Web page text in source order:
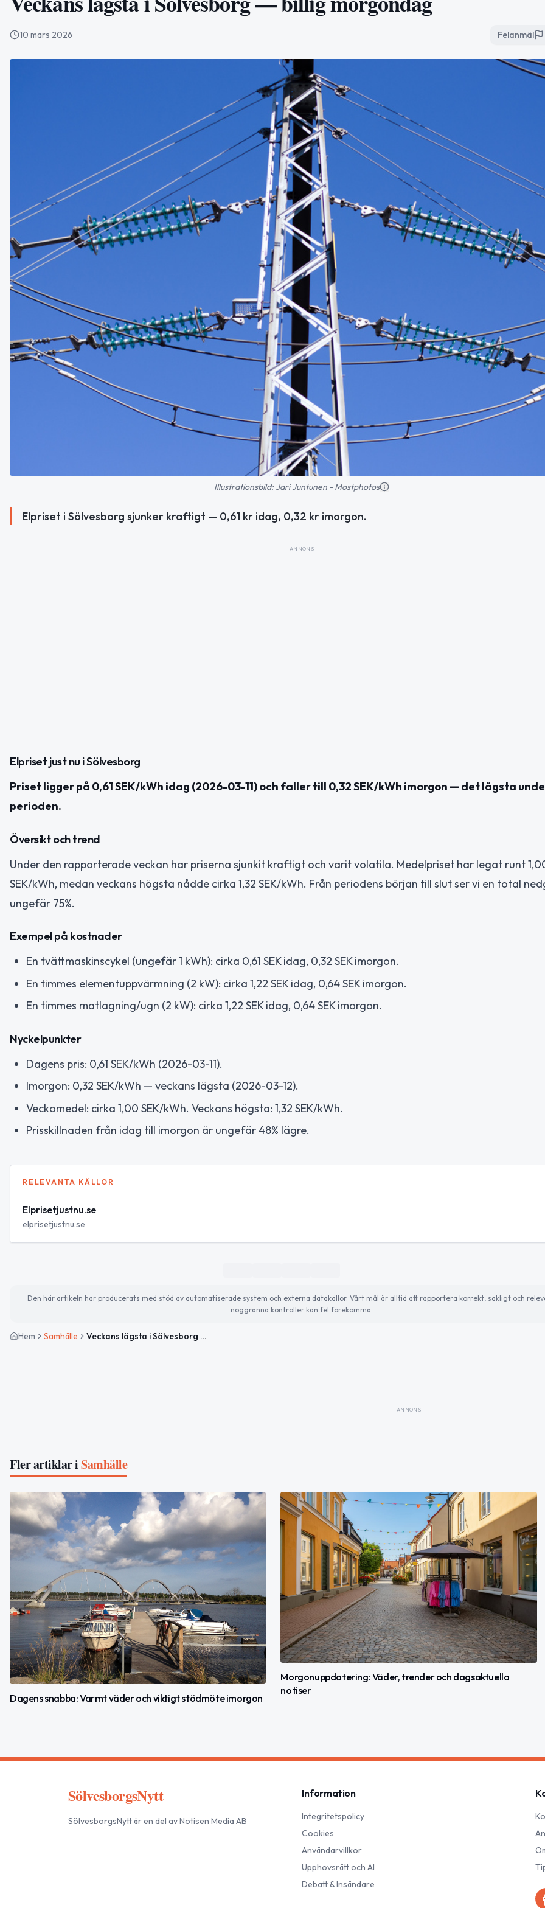
10 mars 2026 Felanmäl
Illustrationsbild: Jari Juntunen - Mostphotos
Elpriset i Sölvesborg sjunker kraftigt — 0,61 kr idag, 0,32 kr imorgon.
ANNONS
Elpriset just nu i Sölvesborg
Priset ligger på 0,61 SEK/kWh idag (2026-03-11) och faller till 0,32 SEK/kWh imorgon — det lägsta
perioden.
Översikt och trend
Under den rapporterade veckan har priserna sjunkit kraftigt och varit volatila. Medelpriset har legat runt
SEK/kWh, medan veckans högsta nådde cirka 1,32 SEK/kWh. Från periodens början till slut ser vi en total
ungefär 75%.
Exempel på kostnader
En tvättmaskinscykel (ungefär 1 kWh): cirka 0,61 SEK idag, 0,32 SEK imorgon.
En timmes elementuppvärmning (2 kW): cirka 1,22 SEK idag, 0,64 SEK imorgon.
En timmes matlagning/ugn (2 kW): cirka 1,22 SEK idag, 0,64 SEK imorgon.
Nyckelpunkter
Dagens pris: 0,61 SEK/kWh (2026-03-11).
Imorgon: 0,32 SEK/kWh — veckans lägsta (2026-03-12).
Veckomedel: cirka 1,00 SEK/kWh. Veckans högsta: 1,32 SEK/kWh.
Prisskillnaden från idag till imorgon är ungefär 48% lägre.
RELEVANTA KÄLLOR
Elprisetjustnu.se
elprisetjustnu.se
Den här artikeln har producerats med stöd av automatiserade system och externa datakällor. Vårt mål är alltid att rapportera korrekt, sakligt och
noggranna kontroller kan fel förekomma.
Hem Samhälle Veckans lägsta i Sölvesborg — billig morgondag
ANNONS
Fler artiklar iSamhälle
Dagens snabba: Varmt väder och viktigt stödmöte imorgon
Morgonuppdatering: Väder, trender och dagsaktuella
notiser
SölvesborgsNytt
SölvesborgsNyttär en del avNotisen Media AB
Information
Integritetspolicy
Cookies
Användarvillkor
Upphovsrätt och AI
Debatt & Insändare